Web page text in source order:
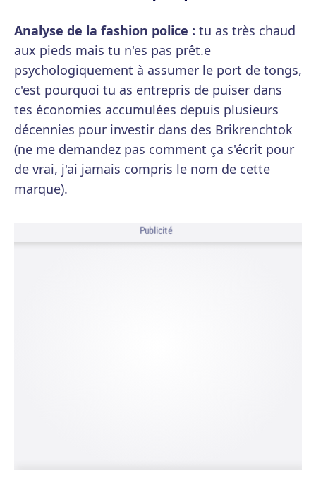
Analyse de la fashion police : tu as très chaud
aux pieds mais tu n'es pas prêt.e
psychologiquement à assumer le port de tongs,
c'est pourquoi tu as entrepris de puiser dans
tes économies accumulées depuis plusieurs
décennies pour investir dans des Brikrenchtok
(ne me demandez pas comment ça s'écrit pour
de vrai, j'ai jamais compris le nom de cette
marque).
Publicité